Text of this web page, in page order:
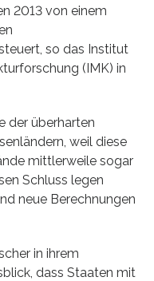
2013 von einem
so das Institut
(IMK) in
der überharten
weil diese
mittlerweile sogar
Schluss legen
neue Berechnungen
in ihrem
dass Staaten mit